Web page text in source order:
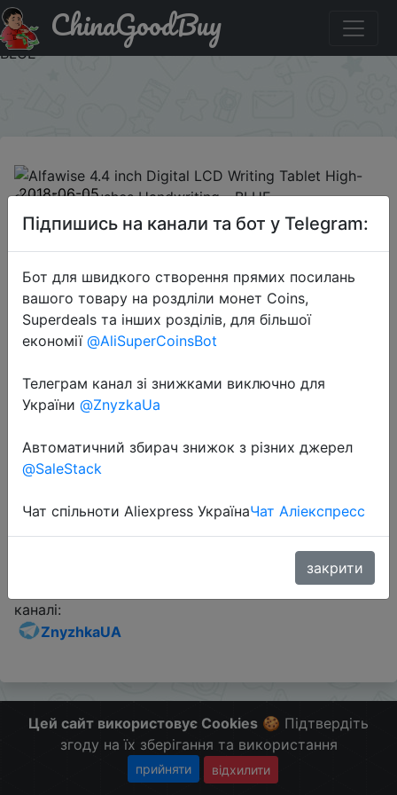
Код на знижку GBJUNEZT08 Alfawise 4.4 inch Digital
LCD Writing Tablet High-definition Brushes Handwriting -
BLUE
ChinaGoodBuy
2018-06-05
Alfawise 4.4 inch Digital LCD
Writing Tablet High-definition
Brushes Handwriting - BLUE
$3.49
Промокод:
Слідкуйте за знижками на мобільному, в телеграм
каналі:
ZnyzhkaUA
Цей сайт використовує Cookies 🍪 Підтвердіть
згоду на їх зберігання та використання
прийняти відхилити
Підпишись на канали та бот у Telegram:
Бот для швидкого створення прямих посилань
вашого товару на роздліли монет Coins,
Superdeals та інших розділів, для більшої
економії @AliSuperCoinsBot
Телеграм канал зі знижками виключно для
України @ZnyzkaUa
Автоматичний збирач знижок з різних джерел
@SaleStack
Чат спільноти Aliexpress УкраїнаЧат Аліекспресс
закрити